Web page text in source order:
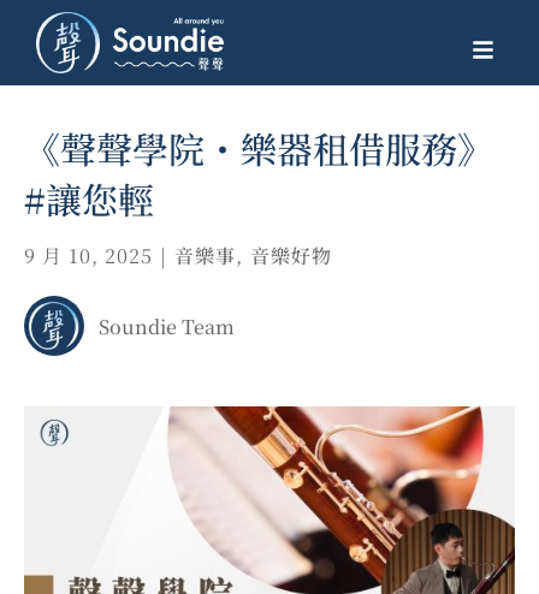
《聲聲學院・樂器租借服務》
#讓您輕
9 月 10, 2025 | 音樂事, 音樂好物
Soundie Team